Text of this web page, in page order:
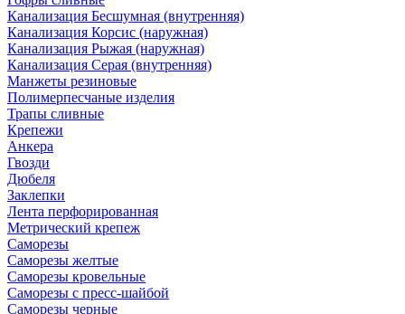
Канализация Бесшумная (внутренняя)
Канализация Корсис (наружная)
Канализация Рыжая (наружная)
Канализация Серая (внутренняя)
Манжеты резиновые
Полимерпесчаные изделия
Трапы сливные
Крепежи
Анкера
Гвозди
Дюбеля
Заклепки
Лента перфорированная
Метрический крепеж
Саморезы
Саморезы желтые
Саморезы кровельные
Саморезы с пресс-шайбой
Саморезы черные